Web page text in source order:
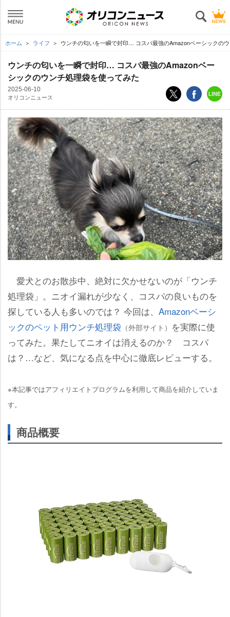
ホーム ライフ ウンチの匂いを一瞬で封印… コスパ最強のAmazonベーシックの
ウンチの匂いを一瞬で封印… コスパ最強のAmazonベー
シックのウンチ処理袋を使ってみた
2025-06-10
オリコンニュース
愛犬とのお散歩中、絶対に欠かせないのが「ウンチ
処理袋」。ニオイ漏れが少なく、コスパの良いものを
探している人も多いのでは？ 今回は、 Amazonベーシ
ックのペット用ウンチ処理袋 （外部サイト） を実際に使
ってみた。果たしてニオイは消えるのか？ コスパ
は？…など、気になる点を中心に徹底レビューする。
※本記事ではアフィリエイトプログラムを利用して商品を紹介していま
す。
商品概要